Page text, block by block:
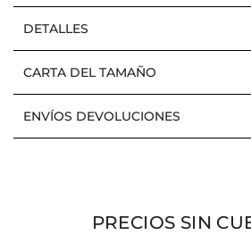
DETALLES
CARTA DEL TAMAÑO
ENVÍOS DEVOLUCIONES
PRECIOS SIN